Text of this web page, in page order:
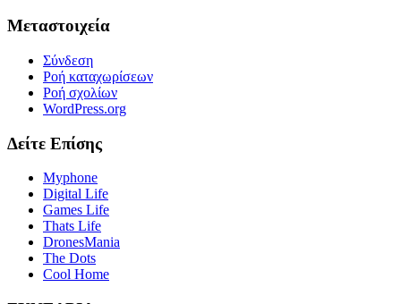
Μεταστοιχεία
Σύνδεση
Ροή καταχωρίσεων
Ροή σχολίων
WordPress.org
Δείτε Επίσης
Myphone
Digital Life
Games Life
Thats Life
DronesMania
The Dots
Cool Home